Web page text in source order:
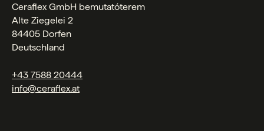
Ceraflex GmbH bemutatóterem
Alte Ziegelei 2
84405 Dorfen
Deutschland
+43 7588 20444
info@ceraflex.at